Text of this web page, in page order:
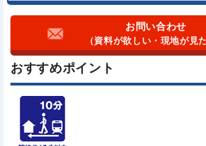
お問い合わせ
（資料が欲しい・現地が見
おすすめポイント